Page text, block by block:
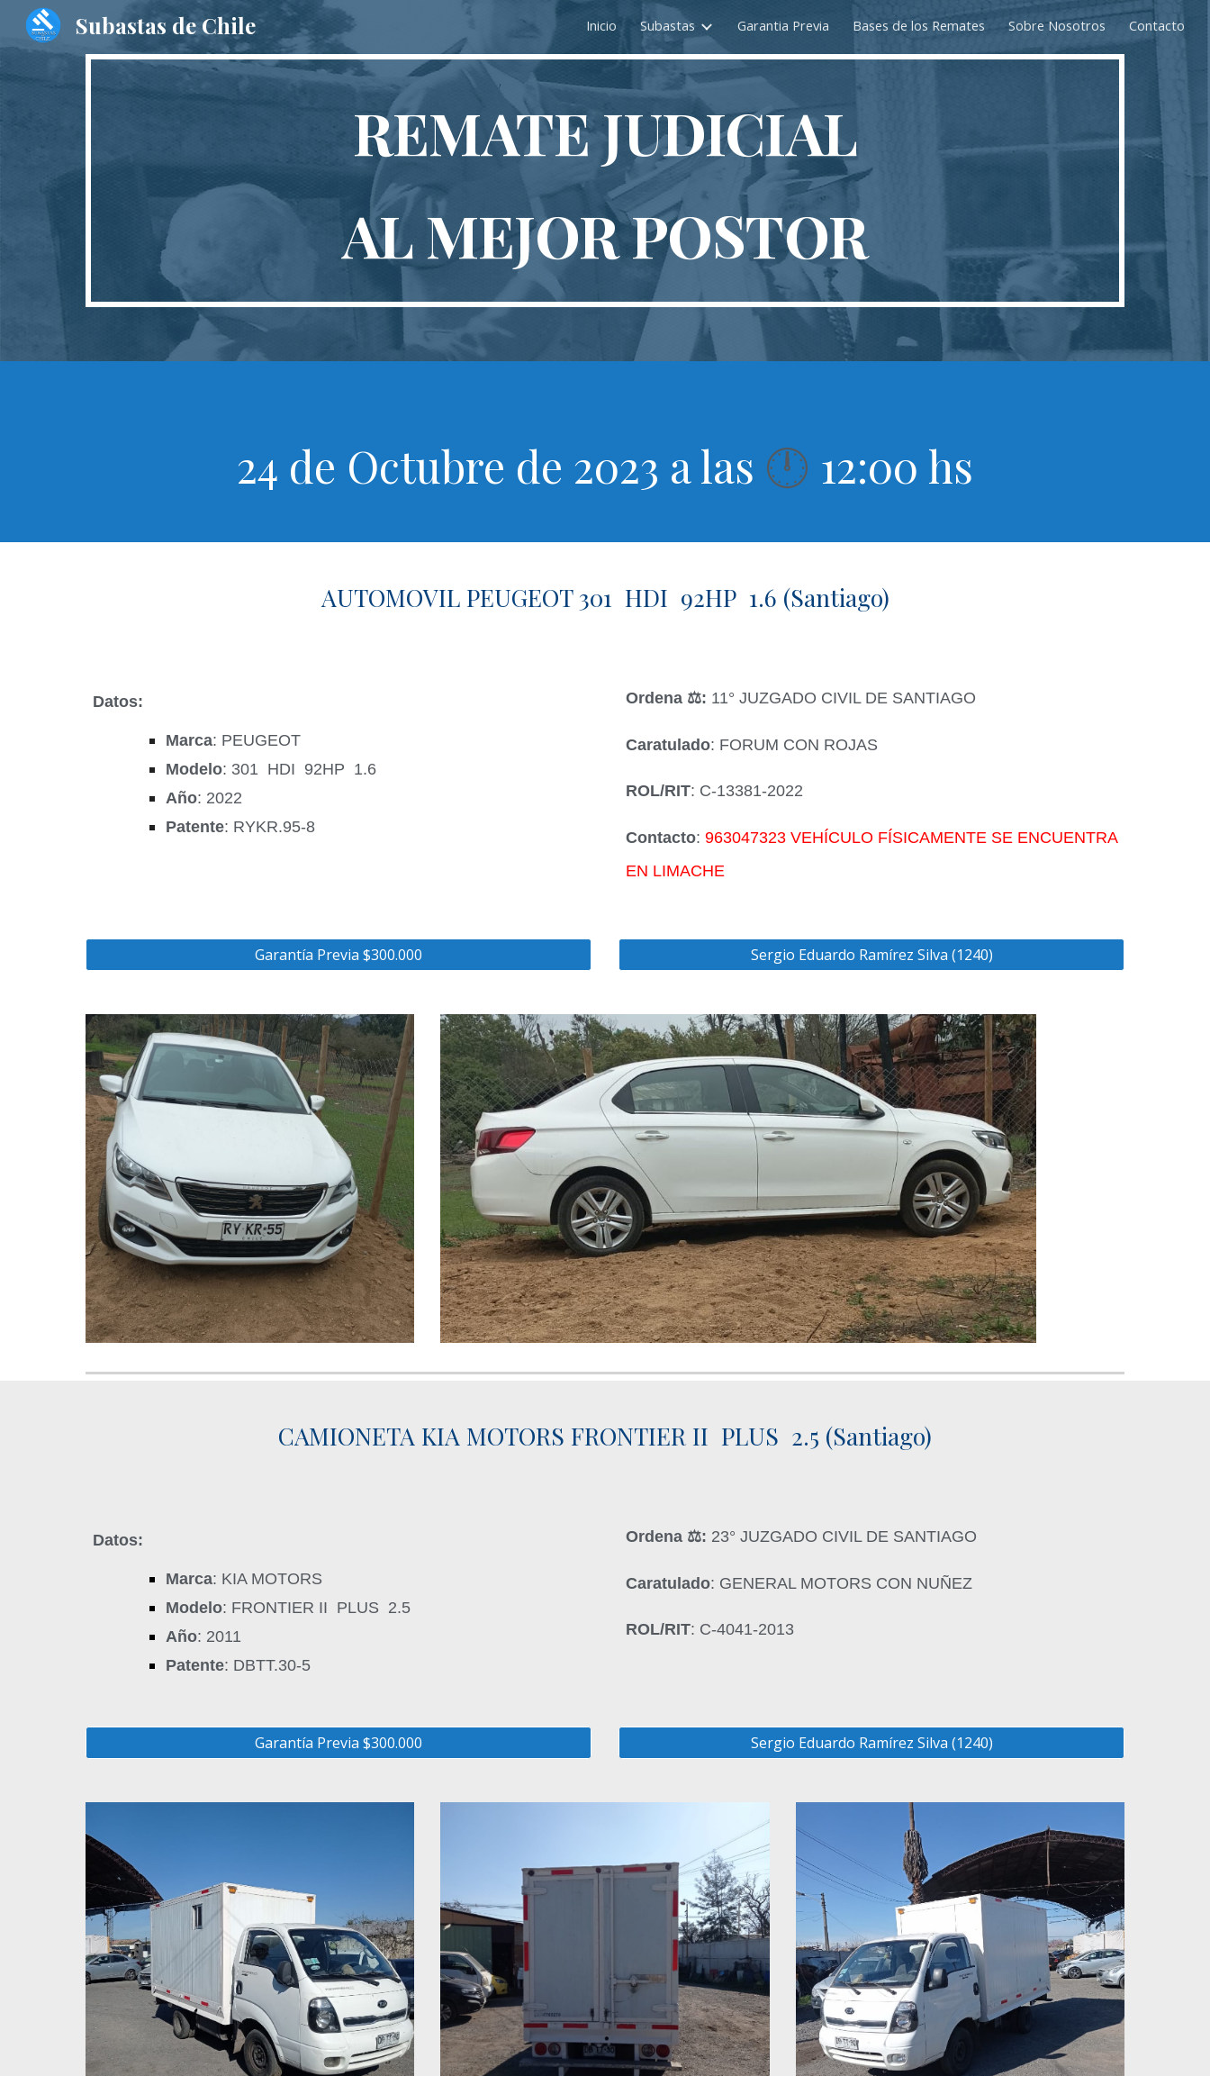
Skip to navigation
Subastas de Chile Inicio Subastas Garantia Previa Bases de los Remates Sobre Nosotros Contacto
REMATE JUDICIAL
AL MEJOR POSTOR
24 de Octubre de 2023 a las 🕛 12:00 hs
AUTOMOVIL PEUGEOT 301 HDI 92HP 1.6 (Santiago)
Datos:
Marca: PEUGEOT
Modelo: 301 HDI 92HP 1.6
Año: 2022
Patente: RYKR.95-8
Ordena ‍⚖️: 11° JUZGADO CIVIL DE SANTIAGO
Caratulado: FORUM CON ROJAS
ROL/RIT: C-13381-2022
Contacto: 963047323 VEHÍCULO FÍSICAMENTE SE ENCUENTRA
EN LIMACHE
Garantía Previa $300.000 Sergio Eduardo Ramírez Silva (1240)
CAMIONETA KIA MOTORS FRONTIER II PLUS 2.5 (Santiago)
Datos:
Marca: KIA MOTORS
Modelo: FRONTIER II PLUS 2.5
Año: 2011
Patente: DBTT.30-5
Ordena ‍⚖️: 23° JUZGADO CIVIL DE SANTIAGO
Caratulado: GENERAL MOTORS CON NUÑEZ
ROL/RIT: C-4041-2013
Garantía Previa $300.000 Sergio Eduardo Ramírez Silva (1240)